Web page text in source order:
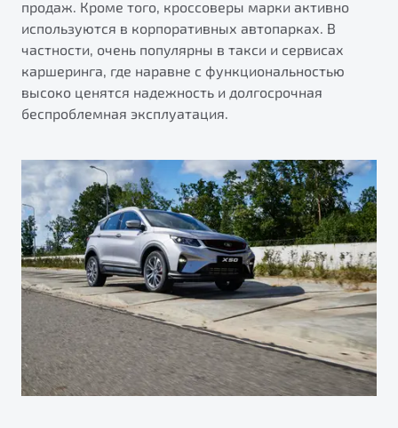
продаж. Кроме того, кроссоверы марки активно
используются в корпоративных автопарках. В
частности, очень популярны в такси и сервисах
каршеринга, где наравне с функциональностью
высоко ценятся надежность и долгосрочная
беспроблемная эксплуатация.